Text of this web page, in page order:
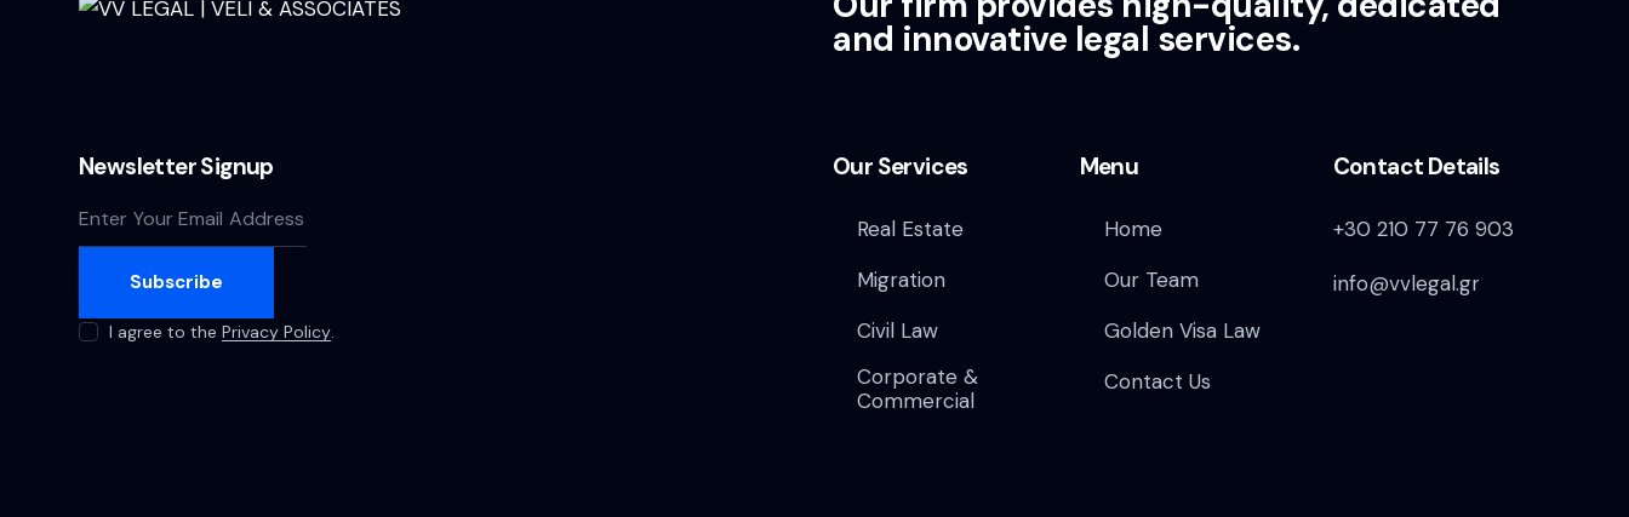
and innovative legal services.
Newsletter Signup
Subscribe
I agree to thePrivacy Policy.
Our Services
Real Estate
Migration
Civil Law
Corporate &
Commercial
Menu
Home
Our Team
Golden Visa Law
Contact Us
Contact Details
+30 210 77 76 903
info@vvlegal.gr